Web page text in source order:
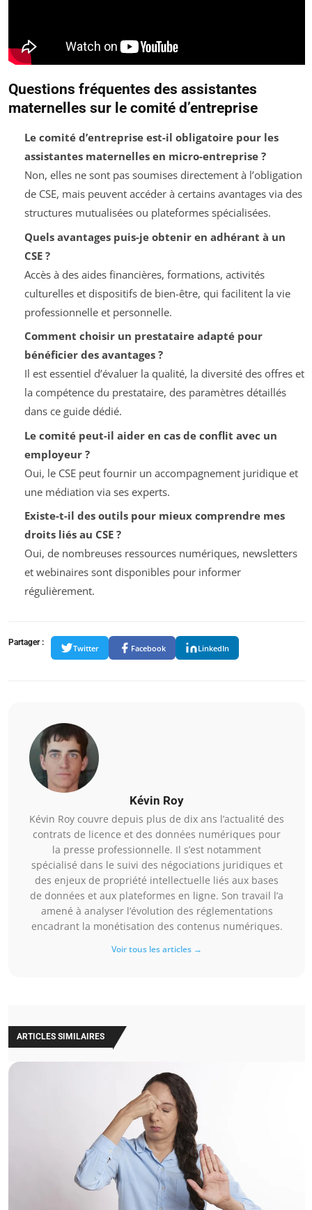
Questions fréquentes des assistantes
maternelles sur le comité d’entreprise
Le comité d’entreprise est-il obligatoire pour les
assistantes maternelles en micro-entreprise ?
Non, elles ne sont pas soumises directement à l’obligation
de CSE, mais peuvent accéder à certains avantages via des
structures mutualisées ou plateformes spécialisées.
Quels avantages puis-je obtenir en adhérant à un
CSE ?
Accès à des aides financières, formations, activités
culturelles et dispositifs de bien-être, qui facilitent la vie
professionnelle et personnelle.
Comment choisir un prestataire adapté pour
bénéficier des avantages ?
Il est essentiel d’évaluer la qualité, la diversité des offres et
la compétence du prestataire, des paramètres détaillés
dans ce guide dédié.
Le comité peut-il aider en cas de conflit avec un
employeur ?
Oui, le CSE peut fournir un accompagnement juridique et
une médiation via ses experts.
Existe-t-il des outils pour mieux comprendre mes
droits liés au CSE ?
Oui, de nombreuses ressources numériques, newsletters
et webinaires sont disponibles pour informer
régulièrement.
Partager :
Twitter Facebook LinkedIn
Kévin Roy
Kévin Roy couvre depuis plus de dix ans l’actualité des
contrats de licence et des données numériques pour
la presse professionnelle. Il s’est notamment
spécialisé dans le suivi des négociations juridiques et
des enjeux de propriété intellectuelle liés aux bases
de données et aux plateformes en ligne. Son travail l’a
amené à analyser l’évolution des réglementations
encadrant la monétisation des contenus numériques.
Voir tous les articles →
ARTICLES SIMILAIRES